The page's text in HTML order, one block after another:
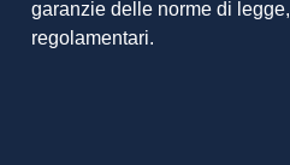
garanzie delle norme di
regolamentari.